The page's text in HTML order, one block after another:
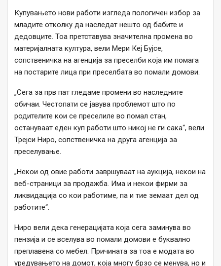
Купувањето нови работи изгледа пологичен избор за
младите отколку да наследат нешто од бабите и
дедовците. Тоа претставува значителна промена во
материјалната култура, вели Мери Кеј Бујсе,
сопственичка на агенција за преселби која им помага
на постарите лица при преселбата во помали домови.
„Сега за прв пат гледаме промени во наследните
обичаи. Честопати се јавува проблемот што по
родителите кои се преселиле во помал стан,
остануваат еден куп работи што никој не ги сака“, вели
Трејси Ниро, сопственичка на друга агенција за
преселување.
„Некои од овие работи завршуваат на аукција, некои на
веб-страници за продажба. Има и некои фирми за
ликвидација со кои работиме, па и тие земаат дел од
работите“.
Ниро вели дека генерацијата која сега заминува во
пензија и се вселува во помали домови е буквално
преплавена со мебел. Причината за тоа е модата во
уредувањето на домот, која многу брзо се менува, но и